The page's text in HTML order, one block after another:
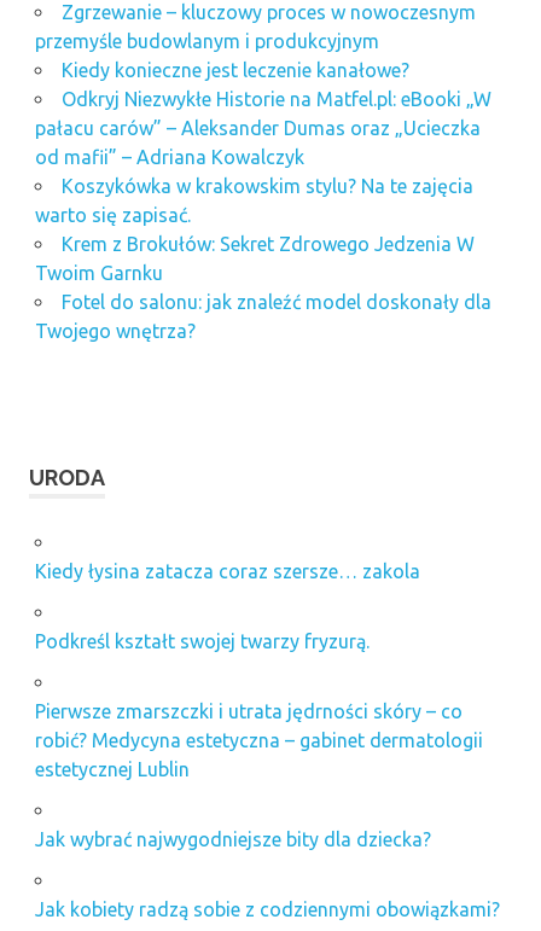
Zgrzewanie – kluczowy proces w nowoczesnym
przemyśle budowlanym i produkcyjnym
Kiedy konieczne jest leczenie kanałowe?
Odkryj Niezwykłe Historie na Matfel.pl: eBooki „W
pałacu carów” – Aleksander Dumas oraz „Ucieczka
od mafii” – Adriana Kowalczyk
Koszykówka w krakowskim stylu? Na te zajęcia
warto się zapisać.
Krem z Brokułów: Sekret Zdrowego Jedzenia W
Twoim Garnku
Fotel do salonu: jak znaleźć model doskonały dla
Twojego wnętrza?
URODA
Kiedy łysina zatacza coraz szersze… zakola
Podkreśl kształt swojej twarzy fryzurą.
Pierwsze zmarszczki i utrata jędrności skóry – co
robić? Medycyna estetyczna – gabinet dermatologii
estetycznej Lublin
Jak wybrać najwygodniejsze bity dla dziecka?
Jak kobiety radzą sobie z codziennymi obowiązkami?